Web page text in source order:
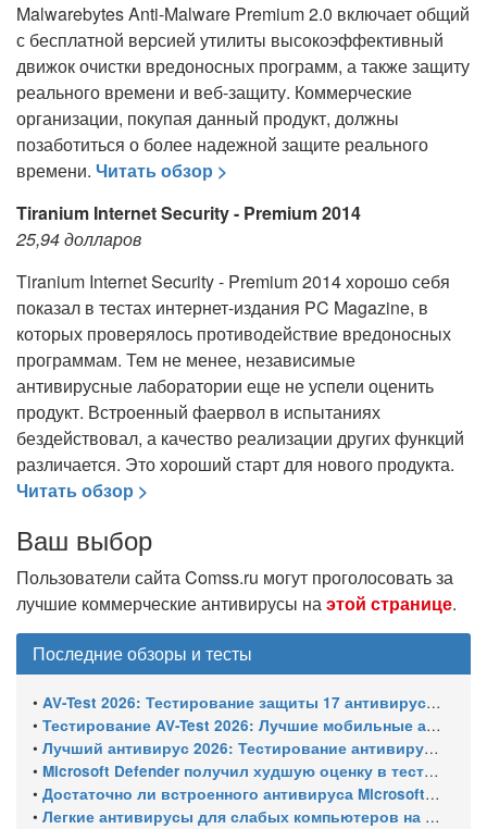
Malwarebytes Anti-Malware Premium 2.0 включает общий
с бесплатной версией утилиты высокоэффективный
движок очистки вредоносных программ, а также защиту
реального времени и веб-защиту. Коммерческие
организации, покупая данный продукт, должны
позаботиться о более надежной защите реального
времени. Читать обзор >
Tiranium Internet Security - Premium 2014
25,94 долларов
Tiranium Internet Security - Premium 2014 хорошо себя
показал в тестах интернет-издания PC Magazine, в
которых проверялось противодействие вредоносных
программам. Тем не менее, независимые
антивирусные лаборатории еще не успели оценить
продукт. Встроенный фаервол в испытаниях
бездействовал, а качество реализации других функций
различается. Это хороший старт для нового продукта.
Читать обзор >
Ваш выбор
Пользователи сайта Comss.ru могут проголосовать за
лучшие коммерческие антивирусы наэтой странице.
Последние обзоры и тесты
• AV-Test 2026: Тестирование защиты 17 антивирусов от программ-вымогателей и инфостилеров
• Тестирование AV-Test 2026: Лучшие мобильные антивирусы для Android
• Лучший антивирус 2026: Тестирование антивирусов для Windows 11 – с настройками по умолчанию
• Microsoft Defender получил худшую оценку в тестировании 16 антивирусов для Windows
• Достаточно ли встроенного антивируса Microsoft Defender для защиты Windows ПК?
• Легкие антивирусы для слабых компьютеров на Windows 11 – тест AV-Comparatives (апрель 2026)